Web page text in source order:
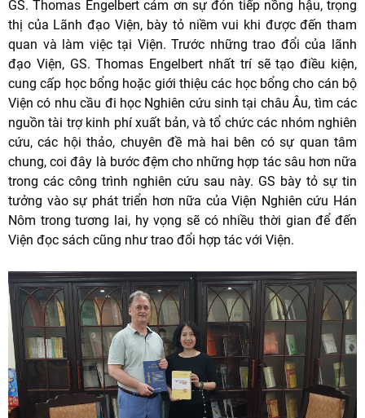
GS. Thomas Engelbert cảm ơn sự đón tiếp nồng hậu, trọng
thị của Lãnh đạo Viện, bày tỏ niềm vui khi được đến tham
quan và làm việc tại Viện. Trước những trao đổi của lãnh
đạo Viện, GS. Thomas Engelbert nhất trí sẽ tạo điều kiện,
cung cấp học bổng hoặc giới thiệu các học bổng cho cán bộ
Viện có nhu cầu đi học Nghiên cứu sinh tại châu Âu, tìm các
nguồn tài trợ kinh phí xuất bản, và tổ chức các nhóm nghiên
cứu, các hội thảo, chuyên đề mà hai bên có sự quan tâm
chung, coi đây là bước đệm cho những hợp tác sâu hơn nữa
trong các công trình nghiên cứu sau này. GS bày tỏ sự tin
tưởng vào sự phát triển hơn nữa của Viện Nghiên cứu Hán
Nôm trong tương lai, hy vọng sẽ có nhiều thời gian để đến
Viện đọc sách cũng như trao đổi hợp tác với Viện.